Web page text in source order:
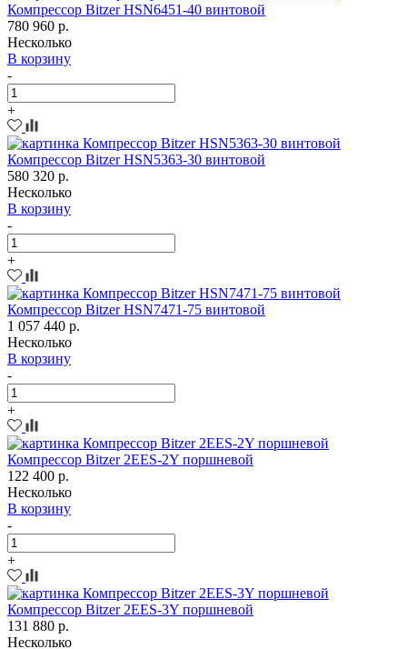
Компрессор Bitzer HSN6451-40 винтовой
780 960 р.
Несколько
В корзину
-
+
Компрессор Bitzer HSN5363-30 винтовой
580 320 р.
Несколько
В корзину
-
+
Компрессор Bitzer HSN7471-75 винтовой
1 057 440 р.
Несколько
В корзину
-
+
Компрессор Bitzer 2EES-2Y поршневой
122 400 р.
Несколько
В корзину
-
+
Компрессор Bitzer 2EES-3Y поршневой
131 880 р.
Несколько